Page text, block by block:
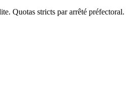
Quotas stricts par arrêté préfectoral.